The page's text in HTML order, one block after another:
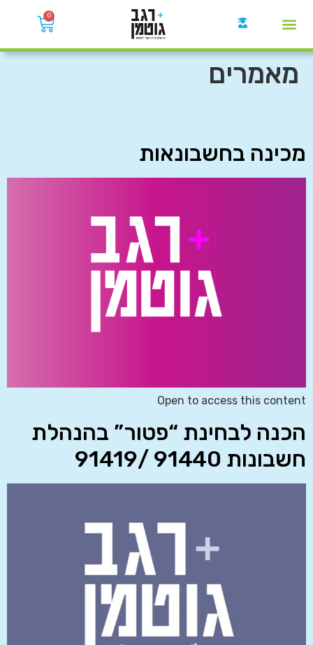
0
מאמרים
מכינה בחשבונאות
Open to access this content
הכנה לבחינת “פטור” בהנהלת
חשבונות 91440 /91419